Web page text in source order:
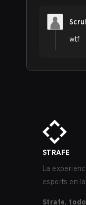
wtf
STRAFE
La
esports en la
Strafe,